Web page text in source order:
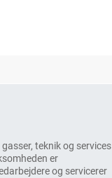
teknik og services
er
og servicerer